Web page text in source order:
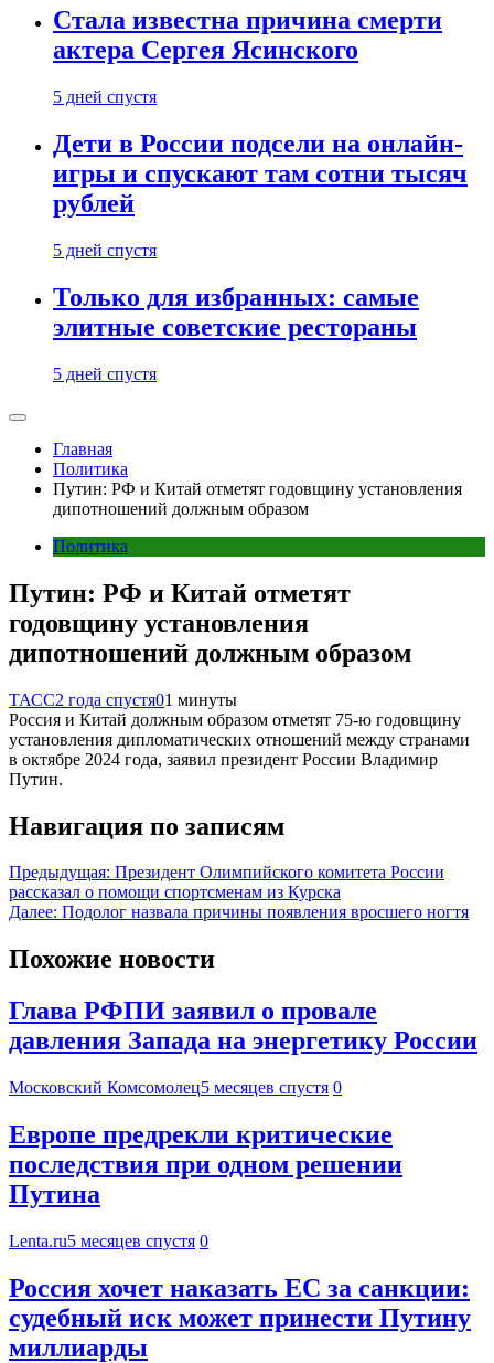
Стала известна причина смерти
актера Сергея Ясинского
5 дней спустя
Дети в России подсели на онлайн-
игры и спускают там сотни тысяч
рублей
5 дней спустя
Только для избранных: самые
элитные советские рестораны
5 дней спустя
Главная
Политика
Путин: РФ и Китай отметят годовщину установления
дипотношений должным образом
Политика
Путин: РФ и Китай отметят
годовщину установления
дипотношений должным образом
ТАСС2 года спустя01 минуты
Россия и Китай должным образом отметят 75-ю годовщину
установления дипломатических отношений между странами
в октябре 2024 года, заявил президент России Владимир
Путин.
Навигация по записям
Предыдущая: Президент Олимпийского комитета России
рассказал о помощи спортсменам из Курска
Далее: Подолог назвала причины появления вросшего ногтя
Похожие новости
Глава РФПИ заявил о провале
давления Запада на энергетику России
Московский Комсомолец5 месяцев спустя 0
Европе предрекли критические
последствия при одном решении
Путина
Lenta.ru5 месяцев спустя 0
Россия хочет наказать EC за санкции:
судебный иск может принести Путину
миллиарды